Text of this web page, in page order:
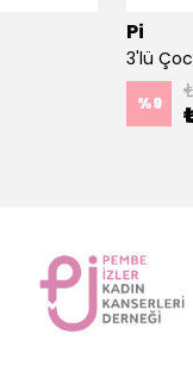
Pi
%9